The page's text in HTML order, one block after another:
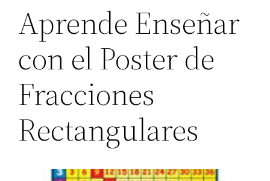
Aprende Enseñar
con el Poster de
Fracciones
Rectangulares